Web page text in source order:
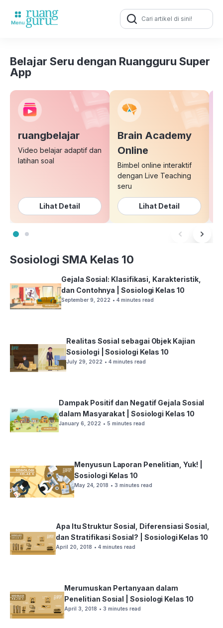
Search
for:
Belajar Seru dengan Ruangguru Super
App
ruangbelajar
Video belajar adaptif dan
latihan soal
Lihat Detail
Brain Academy
Online
Bimbel online interaktif
dengan Live Teaching
seru
Lihat Detail
Sosiologi SMA Kelas 10
Gejala Sosial: Klasifikasi, Karakteristik,
dan Contohnya | Sosiologi Kelas 10
September 9, 2022 • 4 minutes read
Realitas Sosial sebagai Objek Kajian
Sosiologi | Sosiologi Kelas 10
July 29, 2022 • 4 minutes read
Dampak Positif dan Negatif Gejala Sosial
dalam Masyarakat | Sosiologi Kelas 10
January 6, 2022 • 5 minutes read
Menyusun Laporan Penelitian, Yuk! |
Sosiologi Kelas 10
May 24, 2018 • 3 minutes read
Apa Itu Struktur Sosial, Diferensiasi Sosial,
dan Stratifikasi Sosial? | Sosiologi Kelas 10
April 20, 2018 • 4 minutes read
Merumuskan Pertanyaan dalam
Penelitian Sosial | Sosiologi Kelas 10
April 3, 2018 • 3 minutes read